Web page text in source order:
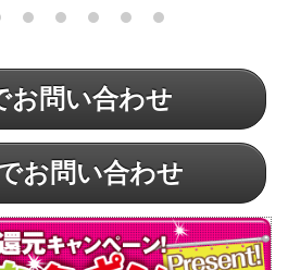
お問い合わせ
お問い合わせ